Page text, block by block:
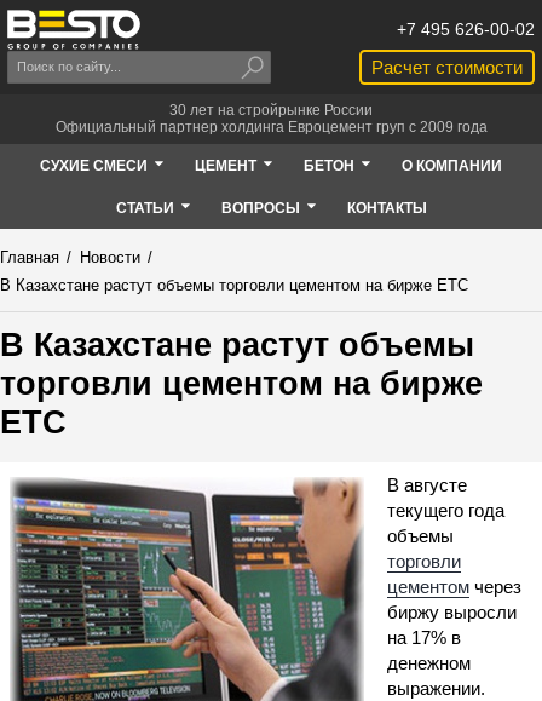
Расчет стоимости
+7 495 626-00-02
30 лет на стройрынке России
Официальный партнер холдинга Евроцемент груп с 2009 года
СУХИЕ СМЕСИ ЦЕМЕНТ БЕТОН О КОМПАНИИ
СТАТЬИ ВОПРОСЫ КОНТАКТЫ
Главная / Новости /
В Казахстане растут объемы торговли цементом на бирже ЕТС
В Казахстане растут объемы
торговли цементом на бирже
ЕТС
В августе
текущего года
объемы
торговли
цементом через
биржу выросли
на 17% в
денежном
выражении.